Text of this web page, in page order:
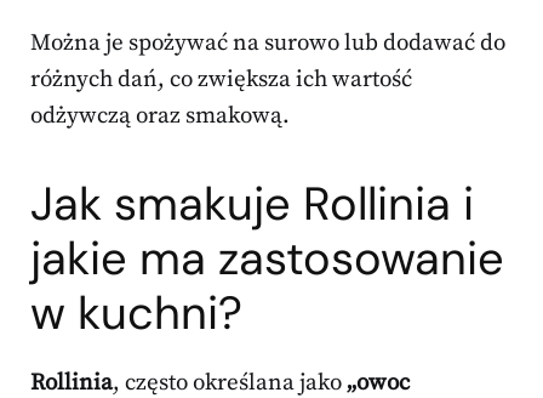
Można je spożywać na surowo lub dodawać do
różnych dań, co zwiększa ich wartość
odżywczą oraz smakową.
Jak smakuje Rollinia i
jakie ma zastosowanie
w kuchni?
Rollinia, często określana jako „owoc